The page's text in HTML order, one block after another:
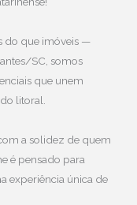
do que imóveis —
SC, somos
que unem
litoral.
a solidez de quem
é pensado para
experiência única de